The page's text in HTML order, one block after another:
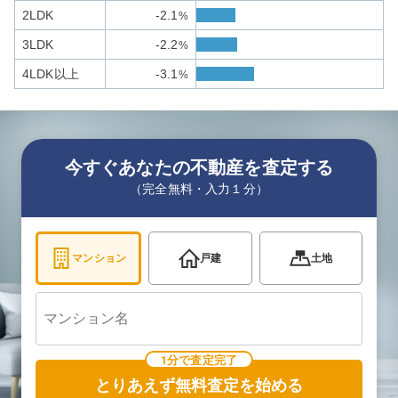
2LDK -2.1 %
3LDK -2.2%
4LDK以上 -3.1 %
今すぐあなたの不動産を査定する
（完全無料・入力１分）
マンション 戸建 土地
1分で査定完了
とりあえず無料査定を始める